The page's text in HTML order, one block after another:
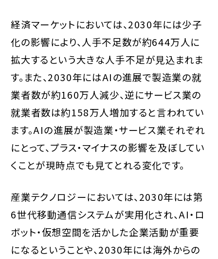
経済マーケットにおいては、2030年には少子
化の影響により、人手不足数が約644万人に
拡大するという大きな人手不足が見込まれま
す。また、2030年にはAIの進展で製造業の就
業者数が約160万人減少、逆にサービス業の
就業者数は約158万人増加すると言われてい
ます。AIの進展が製造業・サービス業それぞれ
にとって、プラス・マイナスの影響を及ぼしてい
くことが現時点でも見てとれる変化です。
産業テクノロジーにおいては、2030年には第
6世代移動通信システムが実用化され、AI・ロ
ボット・仮想空間を活かした企業活動が重要
になるということや、2030年には海外からの